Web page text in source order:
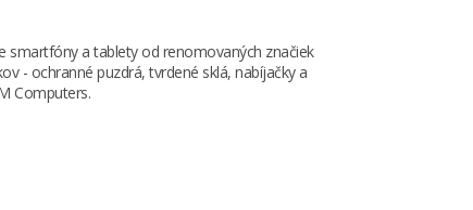
smartfóny a tablety od renomovaných značiek
- ochranné puzdrá, tvrdené sklá, nabíjačky a
Computers.